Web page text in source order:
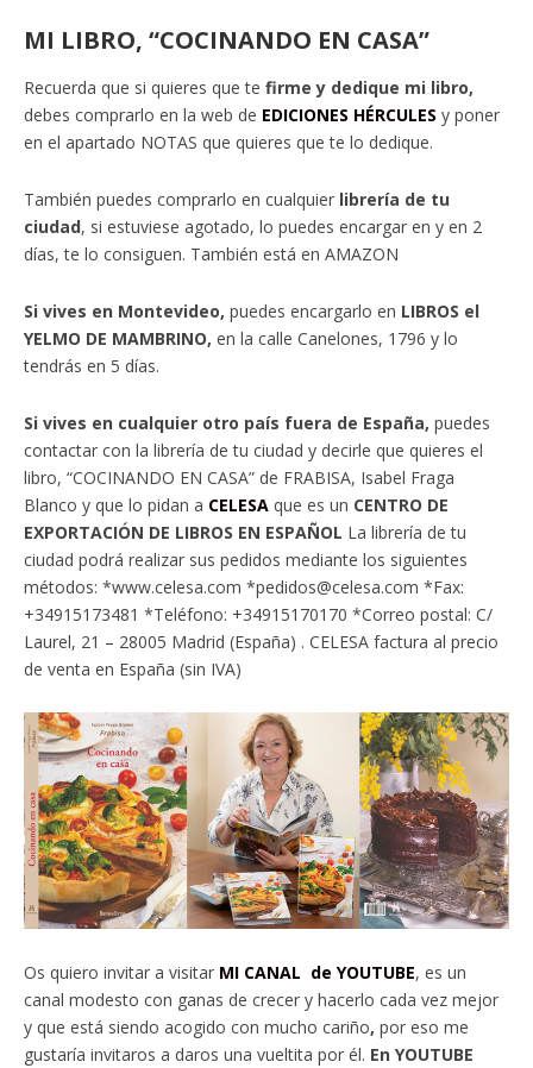
MI LIBRO, “COCINANDO EN CASA”
Recuerda que si quieres que te firme y dedique mi libro,
debes comprarlo en la web de EDICIONES HÉRCULES y poner
en el apartado NOTAS que quieres que te lo dedique.
También puedes comprarlo en cualquier librería de tu
ciudad, si estuviese agotado, lo puedes encargar en y en 2
días, te lo consiguen. También está en AMAZON
Si vives en Montevideo, puedes encargarlo en LIBROS el
YELMO DE MAMBRINO, en la calle Canelones, 1796 y lo
tendrás en 5 días.
Si vives en cualquier otro país fuera de España, puedes
contactar con la librería de tu ciudad y decirle que quieres el
libro, “COCINANDO EN CASA” de FRABISA, Isabel Fraga
Blanco y que lo pidan a CELESA que es un CENTRO DE
EXPORTACIÓN DE LIBROS EN ESPAÑOL La librería de tu
ciudad podrá realizar sus pedidos mediante los siguientes
métodos: *www.celesa.com *pedidos@celesa.com *Fax:
+34915173481 *Teléfono: +34915170170 *Correo postal: C/
Laurel, 21 – 28005 Madrid (España) . CELESA factura al precio
de venta en España (sin IVA)
Os quiero invitar a visitar MI CANAL de YOUTUBE, es un
canal modesto con ganas de crecer y hacerlo cada vez mejor
y que está siendo acogido con mucho cariño, por eso me
gustaría invitaros a daros una vueltita por él. En YOUTUBE